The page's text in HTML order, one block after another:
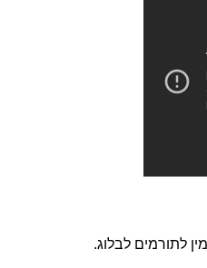
לתורמים לבלוג.